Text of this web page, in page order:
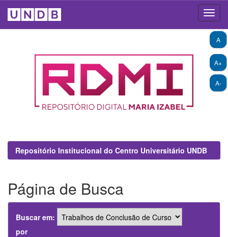
A+
A-
A
Repositório Institucional do Centro Universitário UNDB
Página de Busca
Buscar em:
por